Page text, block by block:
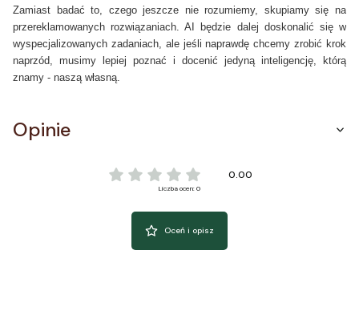
Zamiast badać to, czego jeszcze nie rozumiemy, skupiamy się na
przereklamowanych rozwiązaniach. AI będzie dalej doskonalić się w
wyspecjalizowanych zadaniach, ale jeśli naprawdę chcemy zrobić krok
naprzód, musimy lepiej poznać i docenić jedyną inteligencję, którą
znamy - naszą własną.
Opinie
0.00
Liczba ocen: 0
Oceń i opisz